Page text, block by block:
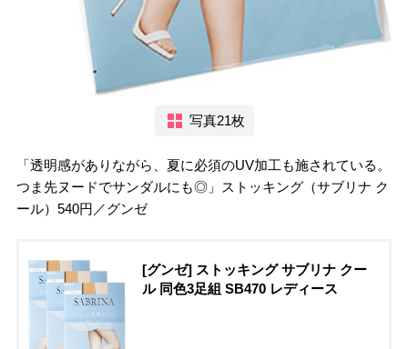
写真21枚
「透明感がありながら、夏に必須のUV加工も施されている。
つま先ヌードでサンダルにも◎」ストッキング（サブリナ ク
ール）540円／グンゼ
[グンゼ] ストッキング サブリナ クー
ル 同色3足組 SB470 レディース